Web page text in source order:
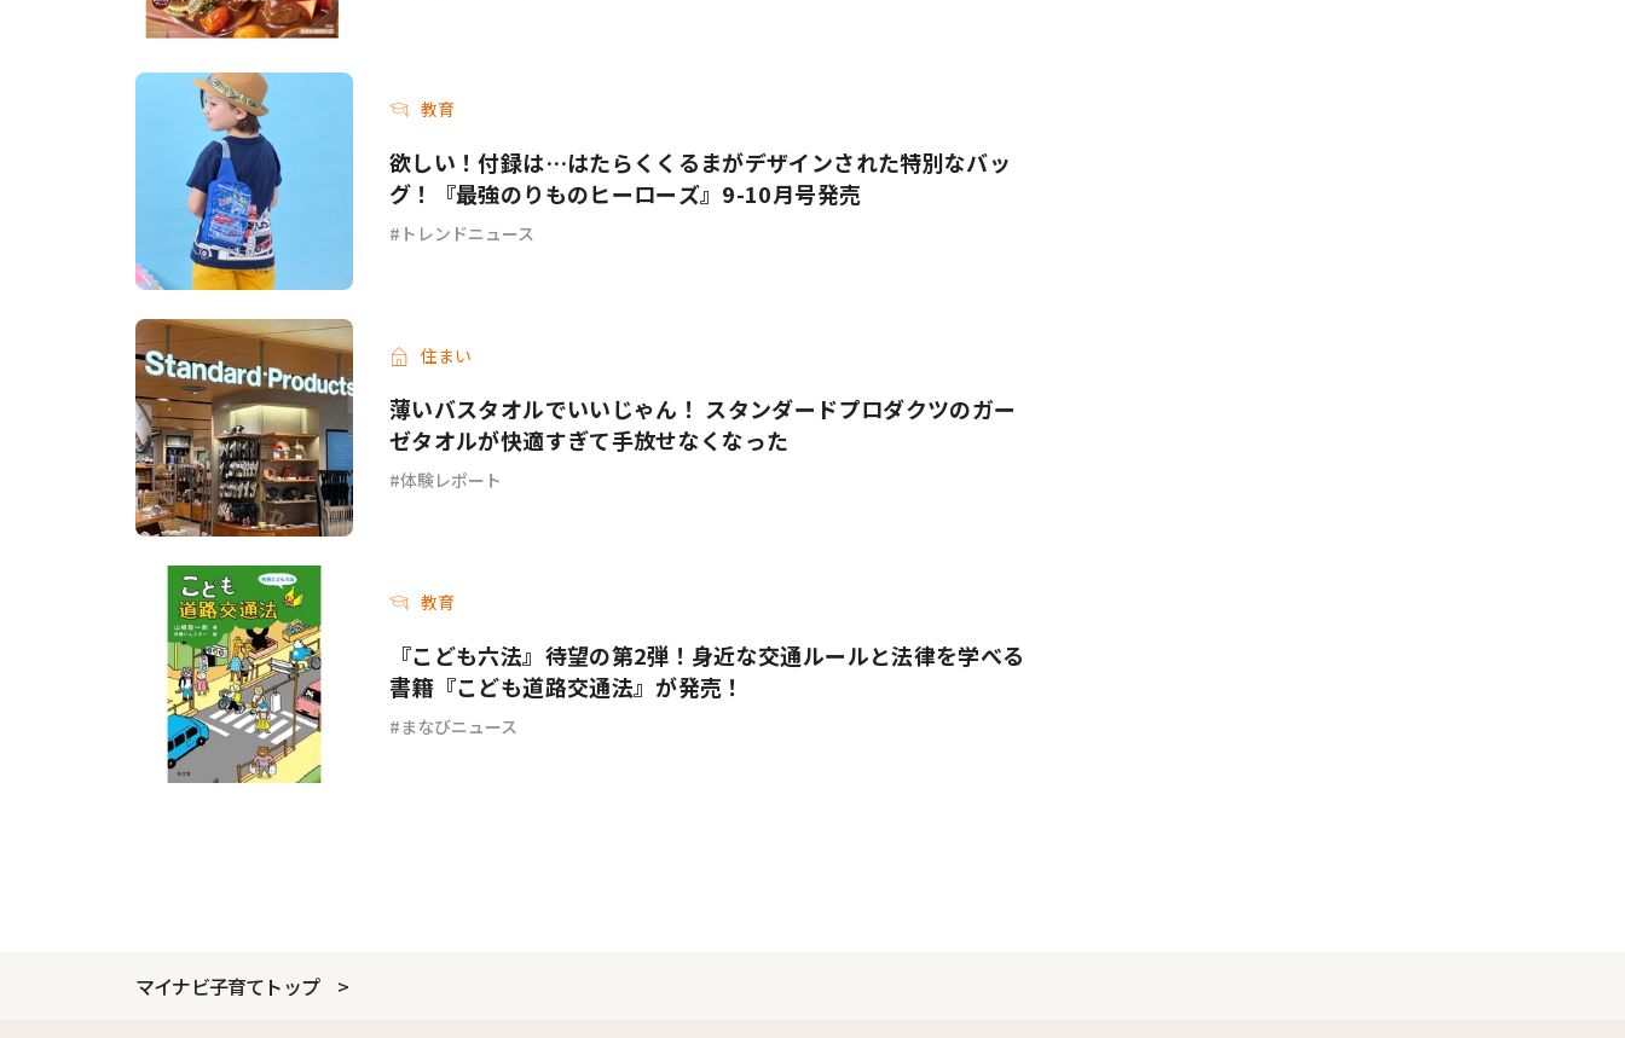
教育
欲しい！付録は…はたらくくるまがデザインされた特別なバッ
グ！『最強のりものヒーローズ』9-10月号発売
トレンドニュース
住まい
薄いバスタオルでいいじゃん！ スタンダードプロダクツのガー
ゼタオルが快適すぎて手放せなくなった
体験レポート
教育
『こども六法』待望の第2弾！身近な交通ルールと法律を学べる
書籍『こども道路交通法』が発売！
まなびニュース
マイナビ子育てトップ